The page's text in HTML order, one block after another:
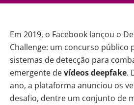
Em 2019, o Facebook lançou o
Challenge: um concurso público
sistemas de detecção para
emergente devídeosdeepfake.
ano, a plataforma anunciou os
desafio, dentre um conjunto de